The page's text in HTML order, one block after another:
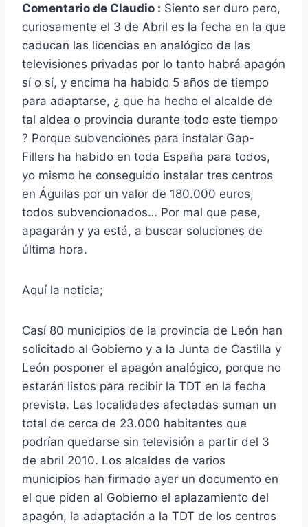
Comentario de Claudio : Siento ser duro pero,
curiosamente el 3 de Abril es la fecha en la que
caducan las licencias en analógico de las
televisiones privadas por lo tanto habrá apagón
sí o sí, y encima ha habido 5 años de tiempo
para adaptarse, ¿ que ha hecho el alcalde de
tal aldea o provincia durante todo este tiempo
? Porque subvenciones para instalar Gap-
Fillers ha habido en toda España para todos,
yo mismo he conseguido instalar tres centros
en Águilas por un valor de 180.000 euros,
todos subvencionados… Por mal que pese,
apagarán y ya está, a buscar soluciones de
última hora.
Aquí la noticia;
Casí 80 municipios de la provincia de León han
solicitado al Gobierno y a la Junta de Castilla y
León posponer el apagón analógico, porque no
estarán listos para recibir la TDT en la fecha
prevista. Las localidades afectadas suman un
total de cerca de 23.000 habitantes que
podrían quedarse sin televisión a partir del 3
de abril 2010. Los alcaldes de varios
municipios han firmado ayer un documento en
el que piden al Gobierno el aplazamiento del
apagón, la adaptación a la TDT de los centros